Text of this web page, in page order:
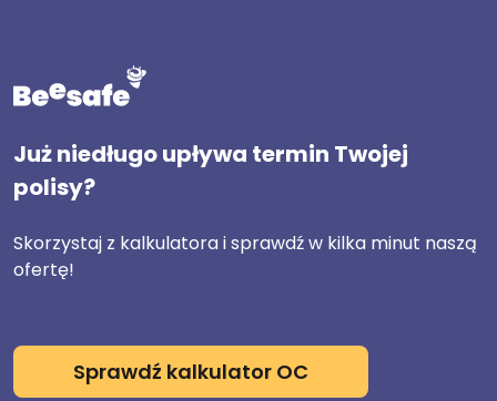
Już niedługo upływa termin Twojej
polisy?
Skorzystaj z kalkulatora i sprawdź w kilka minut naszą
ofertę!
Sprawdź kalkulator OC